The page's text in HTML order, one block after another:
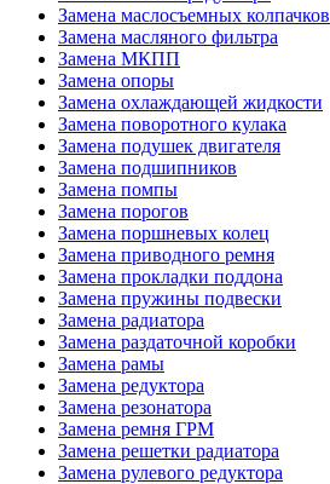
Замена маслосъемных колпачков
Замена масляного фильтра
Замена МКПП
Замена опоры
Замена охлаждающей жидкости
Замена поворотного кулака
Замена подушек двигателя
Замена подшипников
Замена помпы
Замена порогов
Замена поршневых колец
Замена приводного ремня
Замена прокладки поддона
Замена пружины подвески
Замена радиатора
Замена раздаточной коробки
Замена рамы
Замена редуктора
Замена резонатора
Замена ремня ГРМ
Замена решетки радиатора
Замена рулевого редуктора